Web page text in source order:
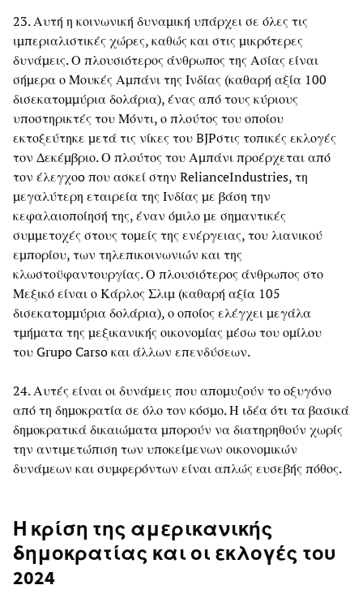
23. Αυτή η κοινωνική δυναμική υπάρχει σε όλες τις
ιμπεριαλιστικές χώρες, καθώς και στις μικρότερες
δυνάμεις. Ο πλουσιότερος άνθρωπος της Ασίας είναι
σήμερα ο Μουκές Αμπάνι της Ινδίας (καθαρή αξία 100
δισεκατομμύρια δολάρια), ένας από τους κύριους
υποστηρικτές του Μόντι, ο πλούτος του οποίου
εκτοξεύτηκε μετά τις νίκες του BJPστις τοπικές εκλογές
τον Δεκέμβριο. Ο πλούτος του Αμπάνι προέρχεται από
τον έλεγχοo που ασκεί στην RelianceIndustries, τη
μεγαλύτερη εταιρεία της Ινδίας με βάση την
κεφαλαιοποίησή της, έναν όμιλο με σημαντικές
συμμετοχές στους τομείς της ενέργειας, του λιανικού
εμπορίου, των τηλεπικοινωνιών και της
κλωστοϋφαντουργίας. Ο πλουσιότερος άνθρωπος στο
Μεξικό είναι ο Κάρλος Σλιμ (καθαρή αξία 105
δισεκατομμύρια δολάρια), ο οποίος ελέγχει μεγάλα
τμήματα της μεξικανικής οικονομίας μέσω του ομίλου
του Grupo Carso και άλλων επενδύσεων.
24. Αυτές είναι οι δυνάμεις που απομυζούν το οξυγόνο
από τη δημοκρατία σε όλο τον κόσμο. Η ιδέα ότι τα βασικά
δημοκρατικά δικαιώματα μπορούν να διατηρηθούν χωρίς
την αντιμετώπιση των υποκείμενων οικονομικών
δυνάμεων και συμφερόντων είναι απλώς ευσεβής πόθος.
Η κρίση της αμερικανικής
δημοκρατίας και οι εκλογές του
2024